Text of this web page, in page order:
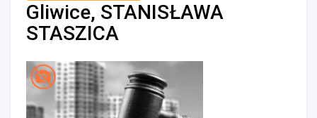
Gliwice, STANISŁAWA
STASZICA